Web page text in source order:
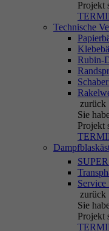
Projekt
Technische
Rubin-
zurück
Sie
Projekt
Service
zurück
Sie
Projekt